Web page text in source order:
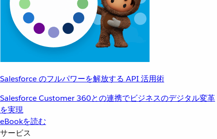
Salesforce のフルパワーを解放する API 活用術
Salesforce Customer 360との連携でビジネスのデジタル変革
を実現
eBookを読む
サービス